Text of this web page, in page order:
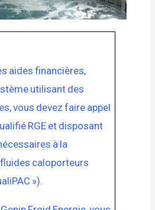
aides financières,
utilisant des
vous devez faire appel
RGE et disposant
à la
caloporteurs
»).